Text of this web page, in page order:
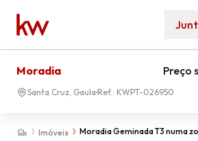
Imóveis Moradia Geminada T3 numa
Moradia Preço
Santa Cruz, Gaula Ref.: KWPT-026950